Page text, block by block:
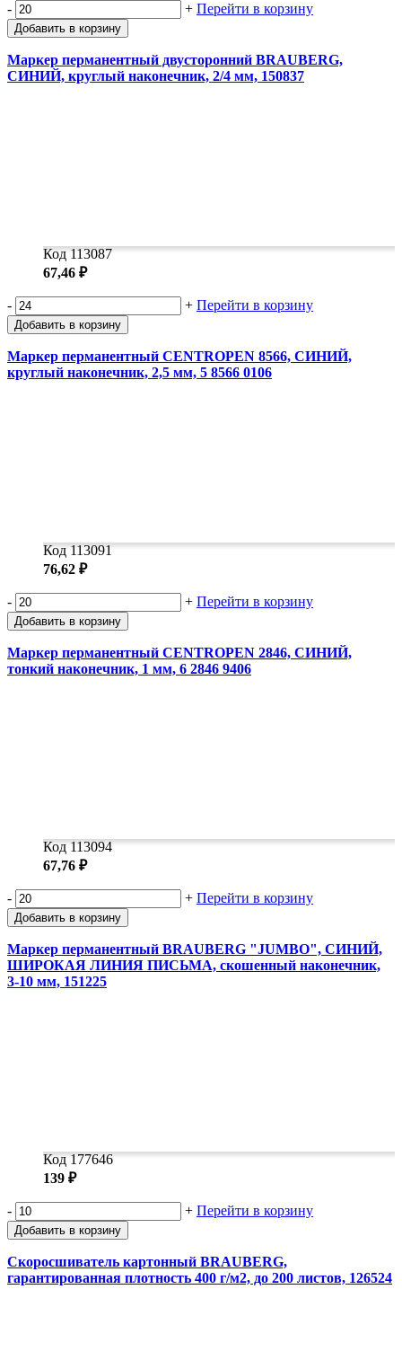
- + Перейти в корзину
Добавить в корзину
Маркер перманентный двусторонний BRAUBERG,
СИНИЙ, круглый наконечник, 2/4 мм, 150837
Код 113087
67,46 ₽
- + Перейти в корзину
Добавить в корзину
Маркер перманентный CENTROPEN 8566, СИНИЙ,
круглый наконечник, 2,5 мм, 5 8566 0106
Код 113091
76,62 ₽
- + Перейти в корзину
Добавить в корзину
Маркер перманентный CENTROPEN 2846, СИНИЙ,
тонкий наконечник, 1 мм, 6 2846 9406
Код 113094
67,76 ₽
- + Перейти в корзину
Добавить в корзину
Маркер перманентный BRAUBERG "JUMBO", СИНИЙ,
ШИРОКАЯ ЛИНИЯ ПИСЬМА, скошенный наконечник,
3-10 мм, 151225
Код 177646
139 ₽
- + Перейти в корзину
Добавить в корзину
Скоросшиватель картонный BRAUBERG,
гарантированная плотность 400 г/м2, до 200 листов, 126524